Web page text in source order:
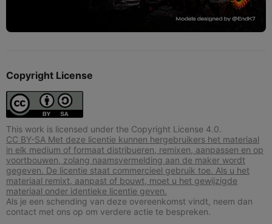
Copyright License
This work is licensed under the Copyright License 4.0.
CC BY-SA Met deze licentie kunnen hergebruikers het materiaal
in elk medium of formaat distribueren, remixen, aanpassen en op
voortbouwen, zolang naamsvermelding aan de maker wordt
gegeven. De licentie staat commercieel gebruik toe. Als u het
materiaal remixt, aanpast of bouwt, moet u het gewijzigde
materiaal onder identieke licentie geven.
Als je een schending van deze overeenkomst vindt, neem dan
contact met ons op om verdere actie te bespreken.